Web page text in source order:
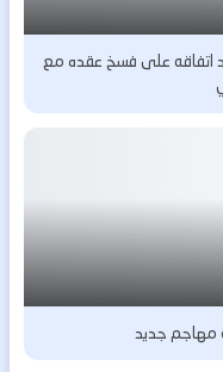
اتفاقه على فسخ عقده مع
مهاجم جديد